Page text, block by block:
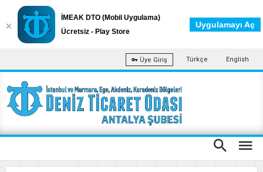
Üye Giriş Türkçe English
İMEAK DTO (Mobil Uygulama)
Ücretsiz - Play Store
Uygulamayı Aç